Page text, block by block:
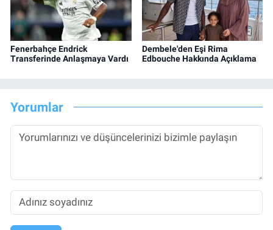
Fenerbahçe Endrick
Transferinde Anlaşmaya Vardı
Dembele'den Eşi Rima
Edbouche Hakkında Açıklama
Yorumlar